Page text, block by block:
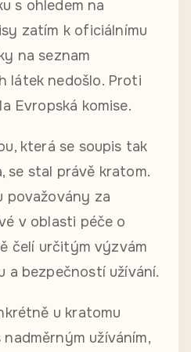
s ohledem na
zatím k oficiálnímu
na seznam
látek nedošlo. Proti
Evropská komise.
která se soupis tak
se stal právě kratom.
považovány za
v oblasti péče o
čelí určitým výzvám
a bezpečností užívání.
u kratomu
užíváním,